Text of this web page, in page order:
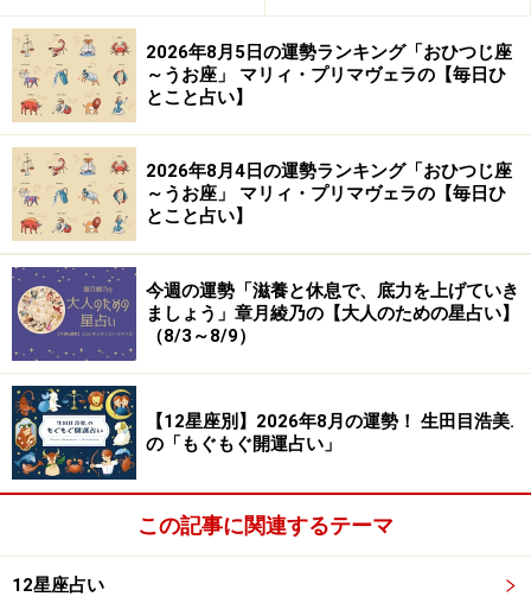
待を。
社交は、仲間意識が芽生えそう。仕事やボランティア活
動など、何か共通点がある人とのつながりが強化されて
いきます。公私の垣根を越えて、フラットに付き合って
みるといい感じ！
＞「全体運」ランキングの結果を見る
＞「仕事＆金運」ランキングの結果を見る
＞「学び＆成長運」ランキングの結果を見る
3位：みずがめ座（1月20日～2月18日生ま
れ）
あなたを取り巻く人間関係に静かな変化が起こりそうで
す。
これまで身近にいなかったタイプの人と仲良くなって、
新しいつながりが生まれるかも？ 地元のコミュニティ
2026年8月5日の運勢ランキング「おひつじ座
～うお座」 マリィ・プリマヴェラの【毎日ひ
とこと占い】
2026年8月4日の運勢ランキング「おひつじ座
～うお座」 マリィ・プリマヴェラの【毎日ひ
とこと占い】
今週の運勢「滋養と休息で、底力を上げていき
ましょう」章月綾乃の【大人のための星占い】
（8/3～8/9）
【12星座別】2026年8月の運勢！ 生田目浩美.
の「もぐもぐ開運占い」
この記事に関連するテーマ
12星座占い